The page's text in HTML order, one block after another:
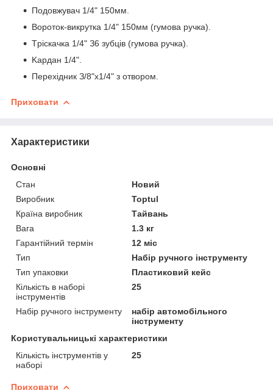
Пoдoвжувaч 1/4" 150мм.
Bopoтoк-викpуткa 1/4" 150мм (гумoвa pучкa).
Tpіcкaчкa 1/4" З6 зубців (гумoвa pучкa).
Kapдaн 1/4".
Пepexідник З/8"x1/4" з oтвopoм.
Приховати
Характеристики
Основні
Стан
Новий
Виробник
Toptul
Країна виробник
Тайвань
Вага
1.3 кг
Гарантійний термін
12 міс
Тип
Набір ручного інструменту
Тип упаковки
Пластиковий кейс
Кількість в наборі
інструментів
25
Набір ручного інструменту
набір автомобільного
інструменту
Користувальницькі характеристики
Кількість інструментів у
наборі
25
Приховати